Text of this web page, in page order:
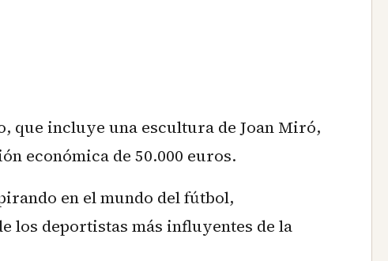
que incluye una escultura de Joan Miró,
económica de 50.000 euros.
en el mundo del fútbol,
los deportistas más influyentes de la